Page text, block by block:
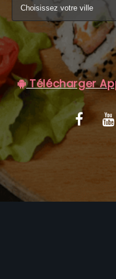
MENTIONS LÉGALES
C.G.V
Télécharger